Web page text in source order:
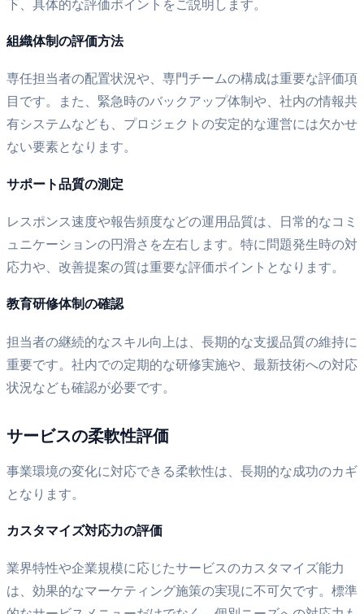
下、具体的な評価ポイントをご説明します。
組織体制の評価方法
専任担当者の配置状況や、専門チームの構成は重要な評価項
目です。また、緊急時のバックアップ体制や、社内の情報共
有システムなども、プロジェクトの安定的な運営には欠かせ
ない要素となります。
サポート品質の測定
レスポンス速度や報告頻度などの運用品質は、日常的なコミ
ュニケーションの円滑さを左右します。特に問題発生時の対
応力や、改善提案の質は重要な評価ポイントとなります。
教育研修体制の確認
担当者の継続的なスキル向上は、長期的な支援品質の維持に
重要です。社内での定期的な研修実施や、最新技術への対応
状況なども確認が必要です。
サービスの柔軟性評価
事業環境の変化に対応できる柔軟性は、長期的な成功のカギ
となります。
カスタマイズ対応力の評価
業界特性や企業規模に応じたサービスのカスタマイズ能力
は、効果的なマーケティング施策の実現に不可欠です。標準